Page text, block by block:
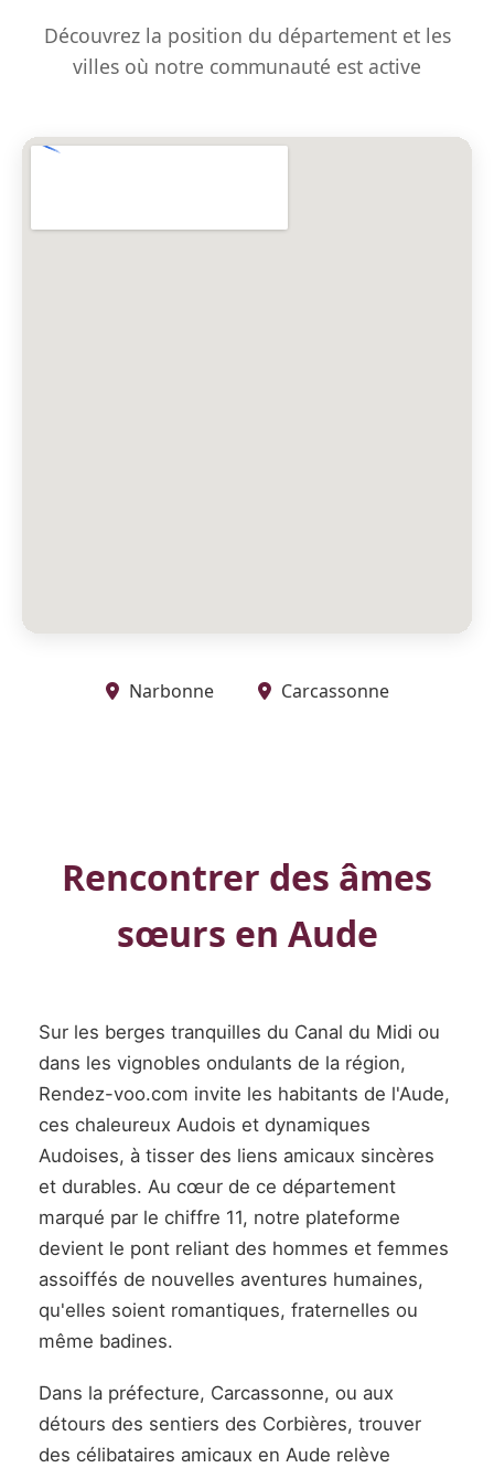
Découvrez la position du département et les
villes où notre communauté est active
Narbonne Carcassonne
Rencontrer des âmes
sœurs en Aude
Sur les berges tranquilles du Canal du Midi ou
dans les vignobles ondulants de la région,
Rendez-voo.com invite les habitants de l'Aude,
ces chaleureux Audois et dynamiques
Audoises, à tisser des liens amicaux sincères
et durables. Au cœur de ce département
marqué par le chiffre 11, notre plateforme
devient le pont reliant des hommes et femmes
assoiffés de nouvelles aventures humaines,
qu'elles soient romantiques, fraternelles ou
même badines.
Dans la préfecture, Carcassonne, ou aux
détours des sentiers des Corbières, trouver
des célibataires amicaux en Aude relève